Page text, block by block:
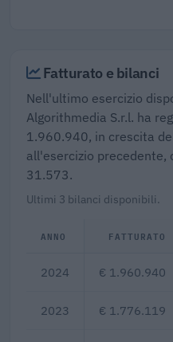
Fatturato e bilanci
Nell'ultimo esercizio
Algorithmedia S.r.l. ha
1.960.940, in crescita
all'esercizio precedente,
31.573.
Ultimi 3 bilanci disponibili.
ANNO FATTURATO
2024 € 1.960.940
2023 € 1.776.119